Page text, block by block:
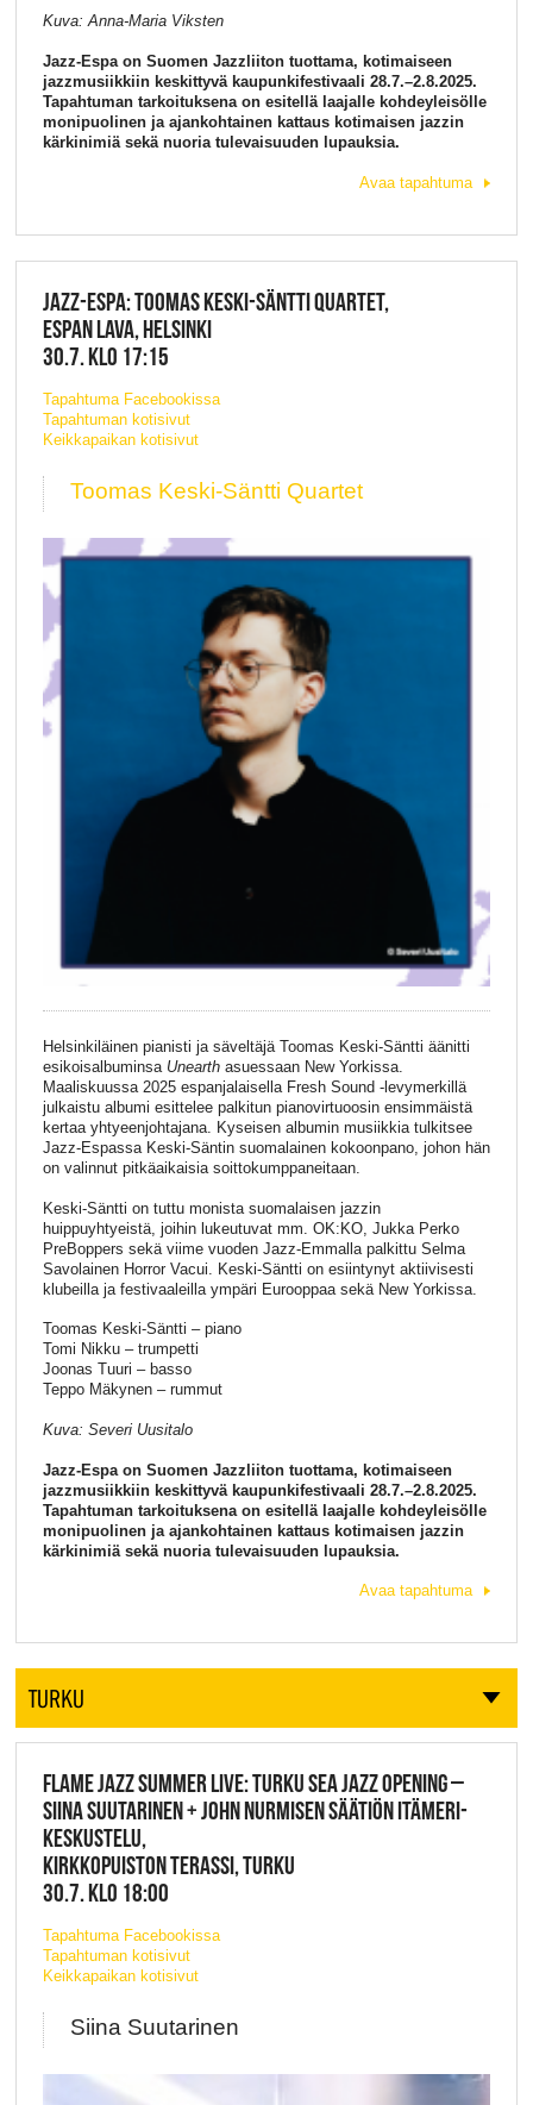
Kuva: Anna-Maria Viksten
Jazz-Espa on Suomen Jazzliiton tuottama, kotimaiseen
jazzmusiikkiin keskittyvä kaupunkifestivaali 28.7.–2.8.2025.
Tapahtuman tarkoituksena on esitellä laajalle kohdeyleisölle
monipuolinen ja ajankohtainen kattaus kotimaisen jazzin
kärkinimiä sekä nuoria tulevaisuuden lupauksia.
Avaa tapahtuma
JAZZ-ESPA: TOOMAS KESKI-SÄNTTI QUARTET,
ESPAN LAVA, HELSINKI
30.7. KLO 17:15
Tapahtuma Facebookissa
Tapahtuman kotisivut
Keikkapaikan kotisivut
Toomas Keski-Säntti Quartet
Helsinkiläinen pianisti ja säveltäjä Toomas Keski-Säntti äänitti
esikoisalbuminsa Unearthasuessaan New Yorkissa.
Maaliskuussa 2025 espanjalaisella Fresh Sound -levymerkillä
julkaistu albumi esittelee palkitun pianovirtuoosin ensimmäistä
kertaa yhtyeenjohtajana. Kyseisen albumin musiikkia tulkitsee
Jazz-Espassa Keski-Säntin suomalainen kokoonpano, johon hän
on valinnut pitkäaikaisia soittokumppaneitaan.
Keski-Säntti on tuttu monista suomalaisen jazzin
huippuyhtyeistä, joihin lukeutuvat mm. OK:KO, Jukka Perko
PreBoppers sekä viime vuoden Jazz-Emmalla palkittu Selma
Savolainen Horror Vacui. Keski-Säntti on esiintynyt aktiivisesti
klubeilla ja festivaaleilla ympäri Eurooppaa sekä New Yorkissa.
Toomas Keski-Säntti – piano
Tomi Nikku – trumpetti
Joonas Tuuri – basso
Teppo Mäkynen – rummut
Kuva: Severi Uusitalo
Jazz-Espa on Suomen Jazzliiton tuottama, kotimaiseen
jazzmusiikkiin keskittyvä kaupunkifestivaali 28.7.–2.8.2025.
Tapahtuman tarkoituksena on esitellä laajalle kohdeyleisölle
monipuolinen ja ajankohtainen kattaus kotimaisen jazzin
kärkinimiä sekä nuoria tulevaisuuden lupauksia.
Avaa tapahtuma
TURKU
FLAME JAZZ SUMMER LIVE: TURKU SEA JAZZ OPENING –
SIINA SUUTARINEN + JOHN NURMISEN SÄÄTIÖN ITÄMERI-
KESKUSTELU,
KIRKKOPUISTON TERASSI, TURKU
30.7. KLO 18:00
Tapahtuma Facebookissa
Tapahtuman kotisivut
Keikkapaikan kotisivut
Siina Suutarinen